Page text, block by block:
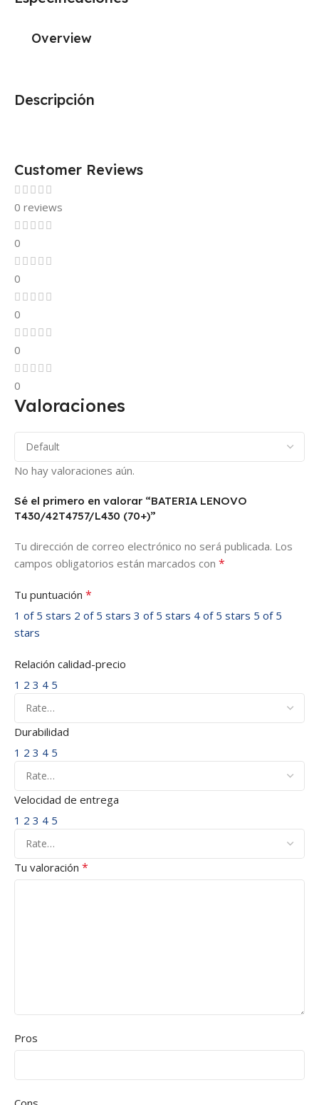
Descripción
Overview
Customer Reviews
0 reviews
0
0
0
0
0
Valoraciones
No hay valoraciones aún.
Sé el primero en valorar “BATERIA LENOVO
T430/42T4757/L430 (70+)”
Tu dirección de correo electrónico no será publicada. Los
campos obligatorios están marcados con *
Tu puntuación *
1 of 5 stars 2 of 5 stars 3 of 5 stars 4 of 5 stars 5 of 5
stars
Relación calidad-precio
1 2 3 4 5
Durabilidad
1 2 3 4 5
Velocidad de entrega
1 2 3 4 5
Tu valoración *
Pros